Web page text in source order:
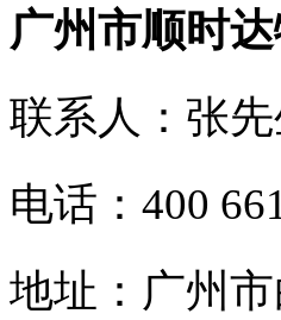
广州市顺时
联系人：张先
电话：400
地址：广州